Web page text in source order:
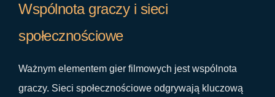
Wspólnota graczy i sieci
społecznościowe
Ważnym elementem gier filmowych jest wspólnota
graczy. Sieci społecznościowe odgrywają kluczową